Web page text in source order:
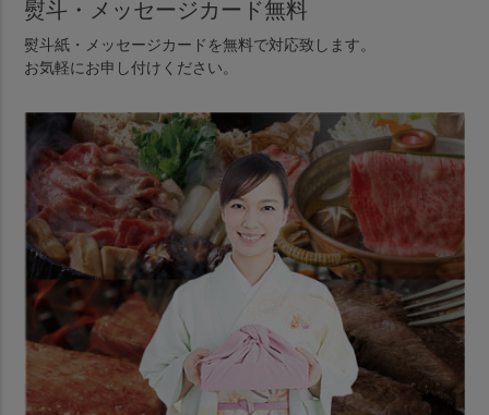
熨斗・メッセージカード無料
熨斗紙・メッセージカードを無料で対応致します。
お気軽にお申し付けください。